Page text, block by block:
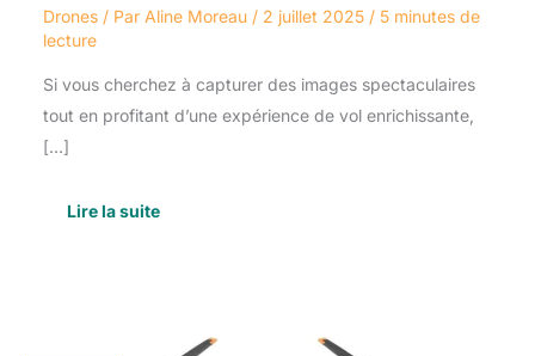
Drones/ Par Aline Moreau / 2 juillet 2025 / 5 minutes de
lecture
Si vous cherchez à capturer des images spectaculaires
tout en profitant d’une expérience de vol enrichissante,
[…]
Lire la suite